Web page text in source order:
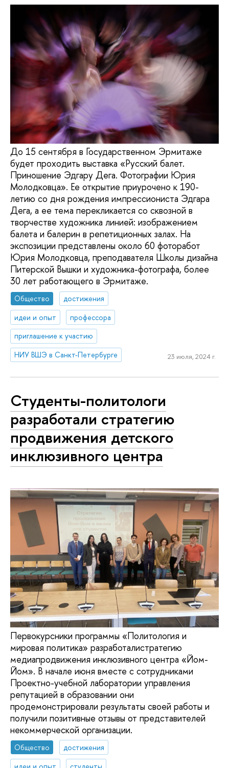
До 15 сентября в Государственном Эрмитаже
будет проходить выставка «Русский балет.
Приношение Эдгару Дега. Фотографии Юрия
Молодковца». Ее открытие приурочено к 190-
летию со дня рождения импрессиониста Эдгара
Дега, а ее тема перекликается со сквозной в
творчестве художника линией: изображением
балета и балерин в репетиционных залах. На
экспозиции представлены около 60 фоторабот
Юрия Молодковца, преподавателя Школы дизайна
Питерской Вышки и художника-фотографа, более
30 лет работающего в Эрмитаже.
Общество
достижения
идеи и опыт
профессора
приглашение к участию
НИУ ВШЭ в Санкт-Петербурге
23 июля, 2024 г.
Студенты-политологи
разработали стратегию
продвижения детского
инклюзивного центра
Первокурсники программы «Политология и
мировая политика» разработалистратегию
медиапродвижения инклюзивного центра «Йом-
Йом». В начале июня вместе с сотрудниками
Проектно-учебной лаборатории управления
репутацией в образовании они
продемонстрировали результаты своей работы и
получили позитивные отзывы от представителей
некоммерческой организации.
Общество
достижения
идеи и опыт
студенты